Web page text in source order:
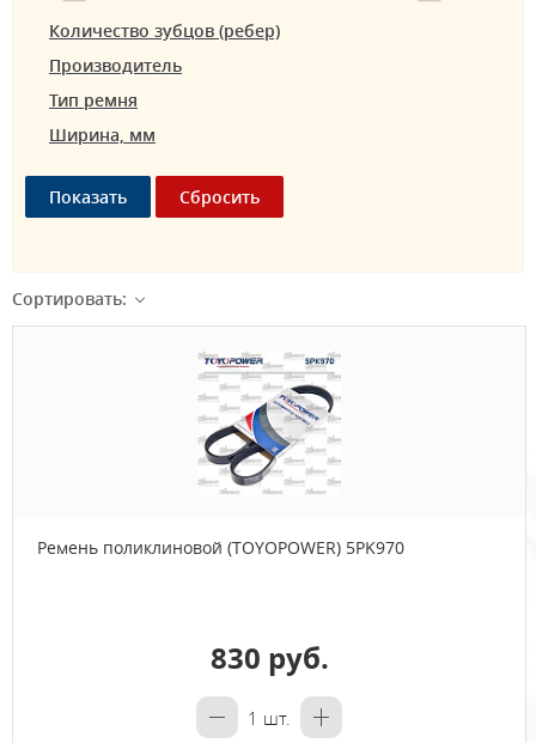
Количество зубцов (ребер)
Производитель
Тип ремня
Ширина, мм
Сортировать:
Ремень поликлиновой (TOYOPOWER) 5PK970
830 руб.
1 шт.